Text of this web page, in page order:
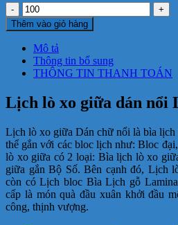
Lịch
lò
xo
giữa
dán
nổi
Lộc
Xuân
số
Thêm vào giỏ hàng
Mô tả
Thông tin bổ sung
THÔNG TIN THANH TOÁN
Lịch lò xo giữa dán nổi
Lịch lò xo giữa Dán chữ nổi là bìa
thể gắn với các bloc lịch như: Bloc
lò xo giữa có 2 loại: Bìa lịch lò xo
giữa gắn Bộ Số. Bên cạnh đó, Lịch
còn có Lịch bloc Bìa Lịch gỗ
cấp là món quà đầu xuân khởi đầu
công, thịnh vượng.